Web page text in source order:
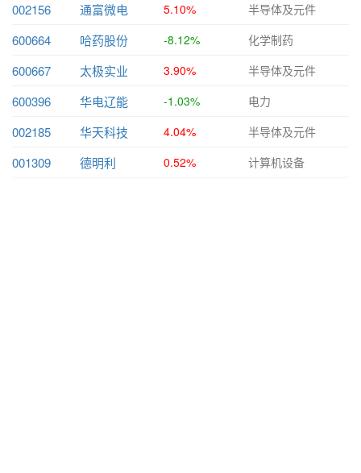
002156 通富微电 5.10% 半导体及元件
600664 哈药股份 -8.12% 化学制药
600667 太极实业 3.90% 半导体及元件
600396 华电辽能 -1.03% 电力
002185 华天科技 4.04% 半导体及元件
001309 德明利 0.52% 计算机设备